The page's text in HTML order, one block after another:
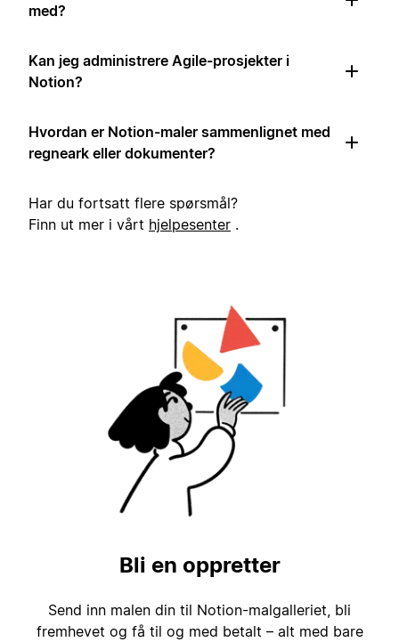
med?
Kan jeg administrere Agile-prosjekter i
Notion?
Hvordan er Notion-maler sammenlignet med
regneark eller dokumenter?
Har du fortsatt flere spørsmål?
Finn ut mer i vårt hjelpesenter .
Bli en oppretter
Send inn malen din til Notion-malgalleriet, bli
fremhevet og få til og med betalt – alt med bare